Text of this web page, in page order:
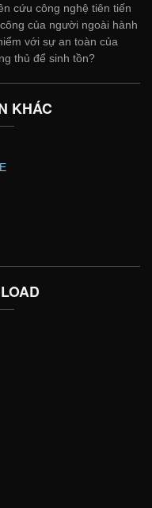
cứu công nghệ tiên tiến
của người ngoài hành
với sự an toàn của
thủ để sinh tồn?
KHÁC